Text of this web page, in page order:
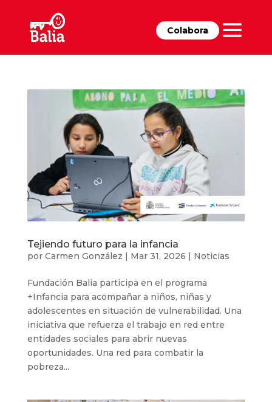
Colabora
Tejiendo futuro para la infancia
por Carmen González | Mar 31, 2026 | Noticias
Fundación Balia participa en el programa
+Infancia para acompañar a niños, niñas y
adolescentes en situación de vulnerabilidad. Una
iniciativa que refuerza el trabajo en red entre
entidades sociales para abrir nuevas
oportunidades. Una red para combatir la
pobreza...